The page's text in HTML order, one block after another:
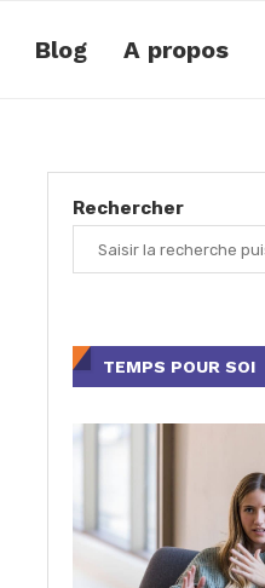
Blog A propos
Rechercher
TEMPS POUR SOI